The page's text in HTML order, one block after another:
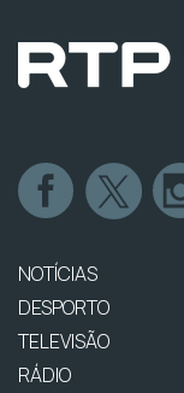
NOTÍCIAS
DESPORTO
TELEVISÃO
RÁDIO